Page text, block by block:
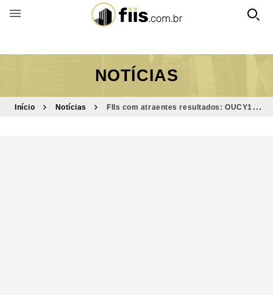
BUSCAR POR FUNDO
NOTÍCIAS
Início Notícias
FIIs com atraentes resultados: OUCY11,